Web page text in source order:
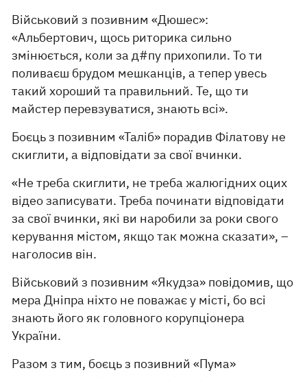
Військовий з позивним «Дюшес»:
«Альбертович, щось риторика сильно
змінюється, коли за д#пу прихопили. То ти
поливаєш брудом мешканців, а тепер увесь
такий хороший та правильний. Те, що ти
майстер перевзуватися, знають всі».
Боєць з позивним «Таліб» порадив Філатову не
скиглити, а відповідати за свої вчинки.
«Не треба скиглити, не треба жалюгідних оцих
відео записувати. Треба починати відповідати
за свої вчинки, які ви наробили за роки свого
керування містом, якщо так можна сказати», –
наголосив він.
Військовий з позивним «Якудза» повідомив, що
мера Дніпра ніхто не поважає у місті, бо всі
знають його як головного корупціонера
України.
Разом з тим, боєць з позивний «Пума»